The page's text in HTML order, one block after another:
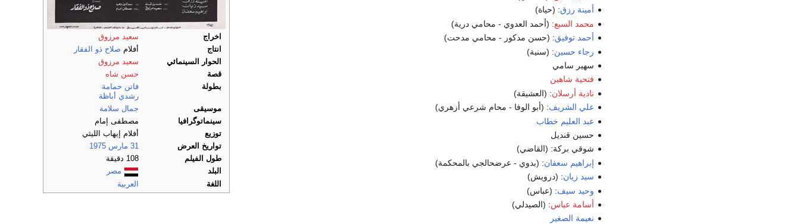
اخراج
سعيد مرزوق
انتاج
أفلام صلاح ذو الفقار
الحوار السينمائي
سعيد مرزوق
قصة
حسن شاه
بطولة
فاتن حمامة
رشدي أباظة
موسيقى
جمال سلامة
سينماتوگرافيا
مصطفى إمام
توزيع
أفلام إيهاب الليثي
تواريخ العرض
31 مارس
1975
طول الفيلم
108 دقيقة
البلد
مصر
اللغة
العربية
أمينة رزق: (حياة)
محمد السبع: (أحمد العدوي - محامي درية)
أحمد توفيق: (حسن مدكور - محامي مدحت)
رجاء حسين: (سنية)
سهير سامي
فتحية شاهين
نادية أرسلان: (العشيقة)
علي الشريف: (أبو الوفا - محام شرعي أزهري)
عبد العليم خطاب
حسين قنديل
شوقي بركة: (القاضي)
إبراهيم سعفان: (بدوي - عرضحالجي بالمحكمة)
سيد زيان: (درويش)
وحيد سيف: (عباس)
أسامة عباس: (الصيدلي)
نعيمة الصغير